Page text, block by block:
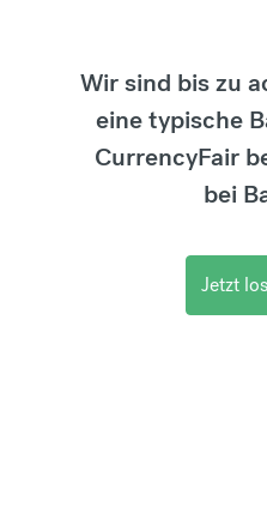
Wir sind bis zu
eine typische
CurrencyFair
bei
Jetzt